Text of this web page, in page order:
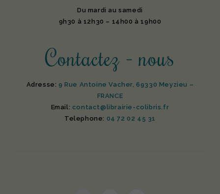
Du mardi au samedi
9h30 à 12h30 – 14h00 à 19h00
Contactez - nous
Adresse:9 Rue Antoine Vacher, 69330 Meyzieu –
FRANCE
Email: contact@librairie-colibris.fr
Telephone: 04 72 02 45 31